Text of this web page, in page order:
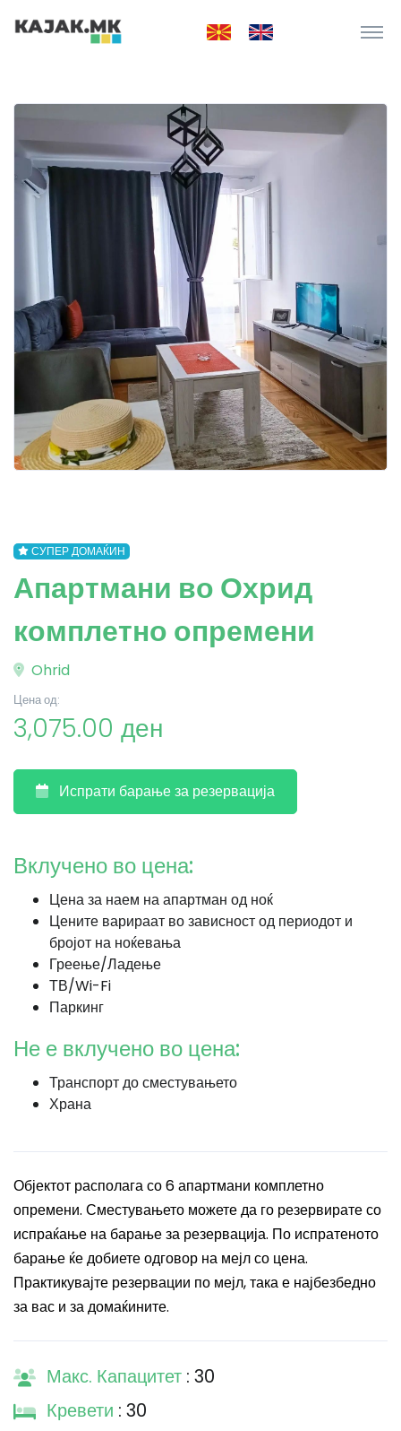
СУПЕР ДОМАЌИН
Апартмани во Охрид
комплетно опремени
Ohrid
Цена од:
3,075.00 ден
Испрати барање за резервација
Вклучено во цена:
Цена за наем на апартман од ноќ
Цените варираат во зависност од периодот и
бројот на ноќевања
Греење/Ладење
ТВ/Wi-Fi
Паркинг
Не е вклучено во цена:
Транспорт до сместувањето
Храна
Објектот располага со 6 апартмани комплетно
опремени. Сместувањето можете да го резервирате со
испраќање на барање за резервација. По испратеното
барање ќе добиете одговор на мејл со цена.
Практикувајте резервации по мејл, така е најбезбедно
за вас и за домаќините.
Макс. Капацитет : 30
Кревети : 30